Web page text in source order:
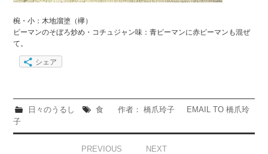
椀・小：木地溜塗（欅）
ピーマンのそぼろ炒め・コチュジャン味：青ピーマンに赤ピーマンも混ぜ
て。
シェア
日々のうるし 食 作者： 橋爪玲子
EMAIL TO 橋爪玲
子
PREVIOUS NEXT